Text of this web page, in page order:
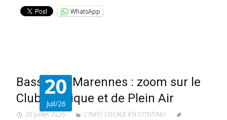
WhatsApp
20
Juil/26
Bassin de Marennes : zoom sur le
Club Nautique et de Plein Air
20 juillet 2026
L'INFO LOCALE EN CONTINU